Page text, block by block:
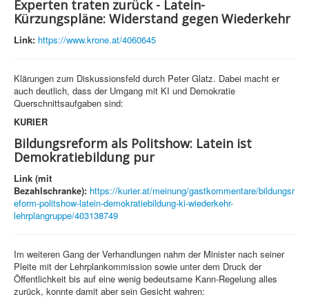
Experten traten zurück - Latein-
Kürzungspläne: Widerstand gegen Wiederkehr
Link: https://www.krone.at/4060645
Klärungen zum Diskussionsfeld durch Peter Glatz. Dabei macht er
auch deutlich, dass der Umgang mit KI und Demokratie
Querschnittsaufgaben sind:
KURIER
Bildungsreform als Politshow: Latein ist
Demokratiebildung pur
Link (mit
Bezahlschranke): https://kurier.at/meinung/gastkommentare/bildungsr
eform-politshow-latein-demokratiebildung-ki-wiederkehr-
lehrplangruppe/403138749
Im weiteren Gang der Verhandlungen nahm der Minister nach seiner
Pleite mit der Lehrplankommission sowie unter dem Druck der
Öffentlichkeit bis auf eine wenig bedeutsame Kann-Regelung alles
zurück, konnte damit aber sein Gesicht wahren: